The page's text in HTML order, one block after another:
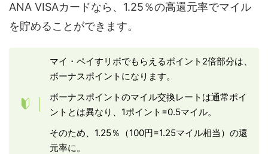
ANA VISAカードなら、1.25％の高還元率でマイル
を貯めることができます。
マイ・ペイすリボでもらえるポイント2倍部分は、
ボーナスポイントになります。
ボーナスポイントのマイル交換レートは通常ポイ
ントとは異なり、1ポイント=0.5マイル。
そのため、1.25％（100円=1.25マイル相当）の還
元率に。